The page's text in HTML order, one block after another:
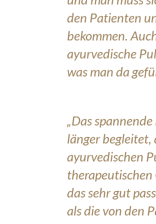
den Patienten
bekommen.
ayurvedische
was man da
„Das
länger begleitet,
ayurvedischen
therapeutischen
das sehr gut
als die von den